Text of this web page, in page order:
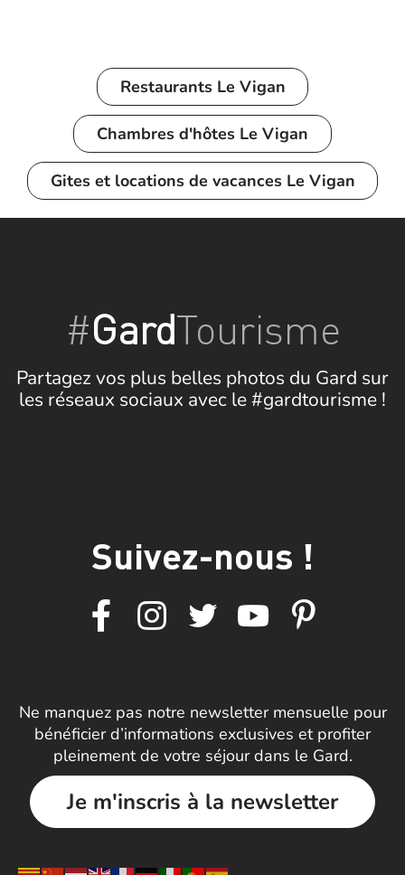
RestaurantsLe Vigan
Chambres d'hôtes Le Vigan
Gites et locations de vacances Le Vigan
#GardTourisme
Partagez vos plus belles photos du Gard sur
les réseaux sociaux avec le #gardtourisme !
Suivez-nous !
Ne manquez pas notre newsletter mensuelle pour
bénéficier d’informations exclusives et profiter
pleinement de votre séjour dans le Gard.
Je m'inscris à la newsletter